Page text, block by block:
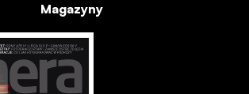
Magazyny